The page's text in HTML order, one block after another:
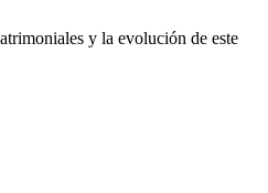
y la evolución de este